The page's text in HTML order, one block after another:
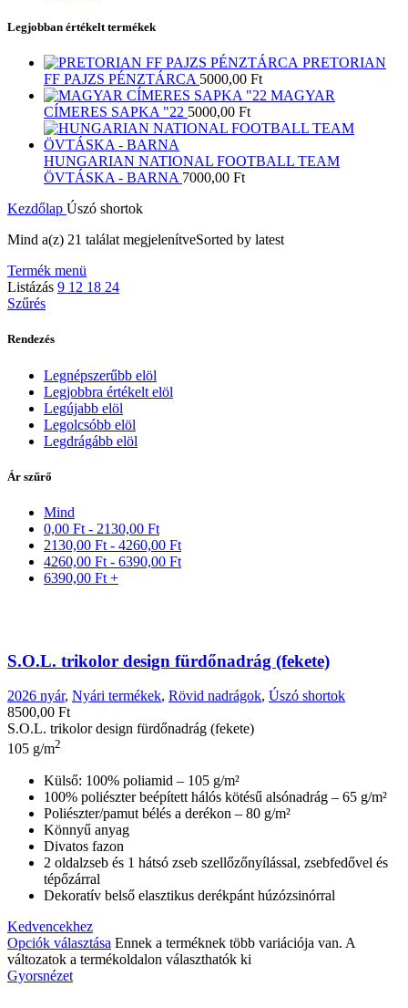
Legjobban értékelt termékek
PRETORIAN
FF PAJZS PÉNZTÁRCA 5000,00 Ft
MAGYAR
CÍMERES SAPKA "22 5000,00 Ft
HUNGARIAN NATIONAL FOOTBALL TEAM
ÖVTÁSKA - BARNA 7000,00 Ft
Kezdőlap Úszó shortok
Mind a(z) 21 találat megjelenítveSorted by latest
Termék menü
Listázás 9 12 18 24
Szűrés
Rendezés
Legnépszerűbb elöl
Legjobbra értékelt elöl
Legújabb elöl
Legolcsóbb elöl
Legdrágább elöl
Ár szűrő
Mind
0,00 Ft - 2130,00 Ft
2130,00 Ft - 4260,00 Ft
4260,00 Ft - 6390,00 Ft
6390,00 Ft +
S.O.L. trikolor design fürdőnadrág (fekete)
2026 nyár, Nyári termékek, Rövid nadrágok, Úszó shortok
8500,00 Ft
S.O.L. trikolor design fürdőnadrág (fekete)
105 g/m2
Külső: 100% poliamid – 105 g/m²
100% poliészter beépített hálós kötésű alsónadrág – 65 g/m²
Poliészter/pamut bélés a derékon – 80 g/m²
Könnyű anyag
Divatos fazon
2 oldalzseb és 1 hátsó zseb szellőzőnyílással, zsebfedővel és
tépőzárral
Dekoratív belső elasztikus derékpánt húzózsinórral
Kedvencekhez
Opciók választása Ennek a terméknek több variációja van. A
változatok a termékoldalon választhatók ki
Gyorsnézet